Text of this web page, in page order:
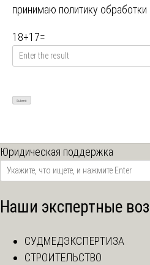
принимаю политику
18+17=
Юридическая поддержка
Наши экспертные
СУДМЕДЭКСПЕРТИЗА
СТРОИТЕЛЬСТВО